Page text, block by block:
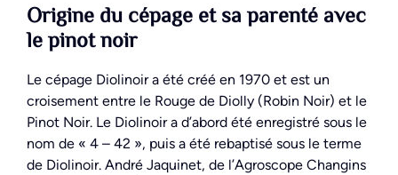
Origine du cépage et sa parenté avec
le pinot noir
Le cépage Diolinoir a été créé en 1970 et est un
croisement entre le Rouge de Diolly (Robin Noir) et le
Pinot Noir. Le Diolinoir a d’abord été enregistré sous le
nom de « 4 – 42 », puis a été rebaptisé sous le terme
de Diolinoir. André Jaquinet, de l’Agroscope Changins